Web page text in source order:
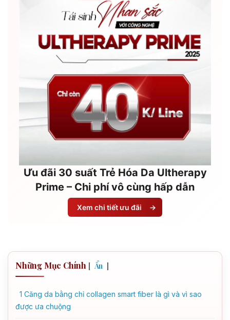
Ưu đãi 30 suất Trẻ Hóa Da Ultherapy
Prime – Chi phí vô cùng hấp dẫn
Xem chi tiết ưu đãi →
Những Mục Chính [ Ẩn ]
1 Căng da bằng chỉ collagen smart fiber là gì và vì sao
được ưa chuộng